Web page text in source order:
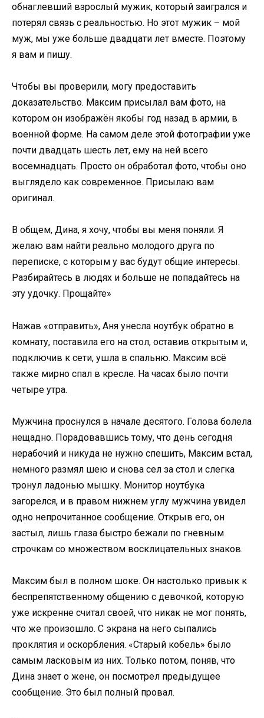
обнаглевший взрослый мужик, который заигрался и
потерял связь с реальностью. Но этот мужик – мой
муж, мы уже больше двадцати лет вместе. Поэтому
я вам и пишу.
Чтобы вы проверили, могу предоставить
доказательство. Максим присылал вам фото, на
котором он изображён якобы год назад в армии, в
военной форме. На самом деле этой фотографии уже
почти двадцать шесть лет, ему на ней всего
восемнадцать. Просто он обработал фото, чтобы оно
выглядело как современное. Присылаю вам
оригинал.
В общем, Дина, я хочу, чтобы вы меня поняли. Я
желаю вам найти реально молодого друга по
переписке, с которым у вас будут общие интересы.
Разбирайтесь в людях и больше не попадайтесь на
эту удочку. Прощайте»
Нажав «отправить», Аня унесла ноутбук обратно в
комнату, поставила его на стол, оставив открытым и,
подключив к сети, ушла в спальню. Максим всё
также мирно спал в кресле. На часах было почти
четыре утра.
Мужчина проснулся в начале десятого. Голова болела
нещадно. Порадовавшись тому, что день сегодня
нерабочий и никуда не нужно спешить, Максим встал,
немного размял шею и снова сел за стол и слегка
тронул ладонью мышку. Монитор ноутбука
загорелся, и в правом нижнем углу мужчина увидел
одно непрочитанное сообщение. Открыв его, он
застыл, лишь глаза быстро бежали по гневным
строчкам со множеством восклицательных знаков.
Максим был в полном шоке. Он настолько привык к
беспрепятственному общению с девочкой, которую
уже искренне считал своей, что никак не мог понять,
что же произошло. С экрана на него сыпались
проклятия и оскорбления. «Старый кобель» было
самым ласковым из них. Только потом, поняв, что
Дина знает о жене, он посмотрел предыдущее
сообщение. Это был полный провал.